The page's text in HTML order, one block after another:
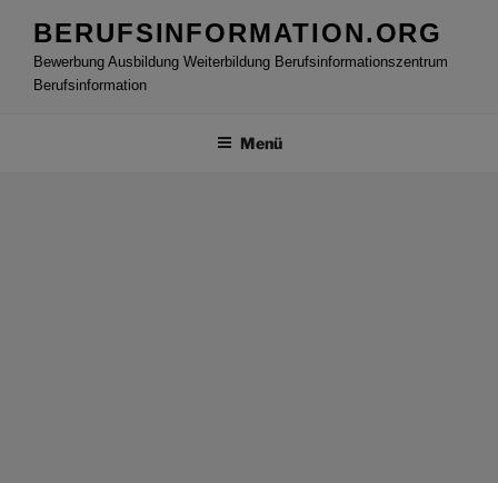
Inhalt
springen
BERUFSINFORMATION.ORG
Bewerbung Ausbildung Weiterbildung Berufsinformationszentrum
Berufsinformation
Menü